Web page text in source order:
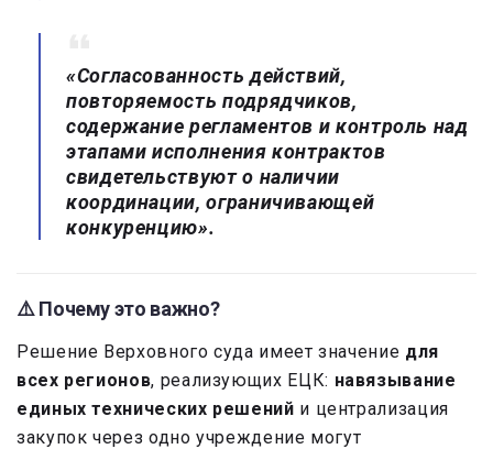
«Согласованность действий,
повторяемость подрядчиков,
содержание регламентов и контроль над
этапами исполнения контрактов
свидетельствуют о наличии
координации, ограничивающей
конкуренцию».
⚠️ Почему это важно?
Решение Верховного суда имеет значение для
всех регионов, реализующих ЕЦК: навязывание
единых технических решений и централизация
закупок через одно учреждение могут